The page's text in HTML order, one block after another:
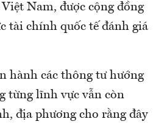
Nam, được cộng đồng
tài chính quốc tế đánh giá
hành các thông tư hướng
từng lĩnh vực vẫn còn
địa phương cho rằng đây